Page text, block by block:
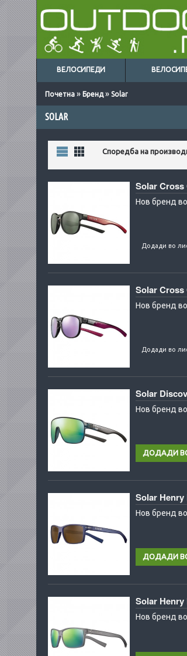
ВЕЛОСИПЕДИ
Почетна » Бренд» Solar
SOLAR
ЛистаТабела Споредба на
Додади во
Solar Cross
Нов бренд
Додади во
Solar Cross
Нов бренд
Solar
Нов бренд
Solar
Нов бренд
Solar
Нов бренд